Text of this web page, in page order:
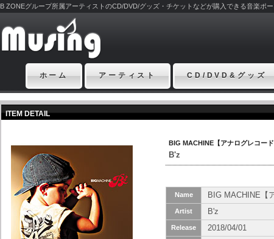
B ZONEグループ所属アーティストのCD/DVD/グッズ・チケットなどが購入できる音楽ポ
ホーム アーティスト CD/DVD&グッズ
ITEM DETAIL
BIG MACHINE【アナログレコード
B'z
Name BIG MACHINE【
Artist B'z
Release 2018/04/01